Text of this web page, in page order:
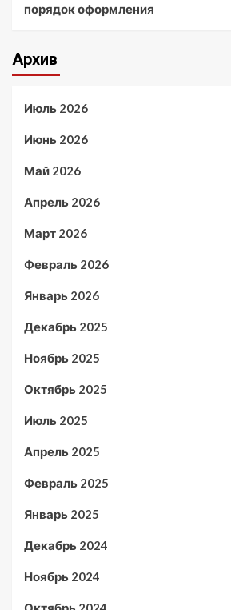
порядок оформления
Архив
Июль 2026
Июнь 2026
Май 2026
Апрель 2026
Март 2026
Февраль 2026
Январь 2026
Декабрь 2025
Ноябрь 2025
Октябрь 2025
Июль 2025
Апрель 2025
Февраль 2025
Январь 2025
Декабрь 2024
Ноябрь 2024